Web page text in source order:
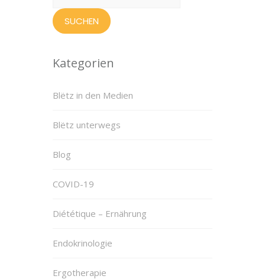
Kategorien
Blëtz in den Medien
Blëtz unterwegs
Blog
COVID-19
Diététique – Ernährung
Endokrinologie
Ergotherapie